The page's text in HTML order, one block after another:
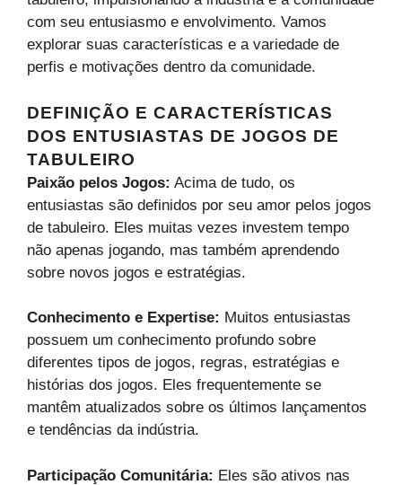
com seu entusiasmo e envolvimento. Vamos
explorar suas características e a variedade de
perfis e motivações dentro da comunidade.
DEFINIÇÃO E CARACTERÍSTICAS
DOS ENTUSIASTAS DE JOGOS DE
TABULEIRO
Paixão pelos Jogos: Acima de tudo, os
entusiastas são definidos por seu amor pelos jogos
de tabuleiro. Eles muitas vezes investem tempo
não apenas jogando, mas também aprendendo
sobre novos jogos e estratégias.
Conhecimento e Expertise: Muitos entusiastas
possuem um conhecimento profundo sobre
diferentes tipos de jogos, regras, estratégias e
histórias dos jogos. Eles frequentemente se
mantêm atualizados sobre os últimos lançamentos
e tendências da indústria.
Participação Comunitária: Eles são ativos nas